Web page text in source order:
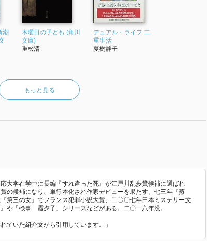
潮
木曜日の子ども (角川
文庫)
重松清
デュアル・ライフ 二
重生活
夏樹静子
もっと見る
大学在学中に長編『すれ違った死』が江戸川乱歩賞候補に選ばれ
の候補になり、単行本化され作家デビューを果たす。七三年『蒸
第三の女』でフランス犯罪小説大賞、二〇〇七年日本ミステリー文
や「検事 霞夕子」シリーズなどがある。二〇一六年没。
ていた紹介文から引用しています。」